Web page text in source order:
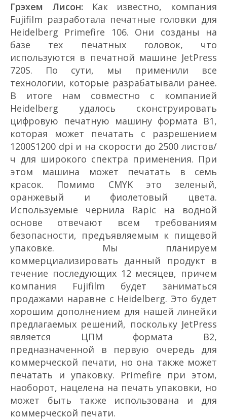
Грэхем Лисон: Как известно, компания
Fujifilm разработала печатные головки для
Heidelberg Primefire 106. Они созданы на
базе тех печатных головок, что
используются в печатной машине JetPress
720S. По сути, мы применили все
технологии, которые разрабатывали ранее.
В итоге нам совместно с компанией
Heidelberg удалось сконструировать
цифровую печатную машину формата B1,
которая может печатать с разрешением
1200Ѕ1200 dpi и на скорости до 2500 листов/
ч для широкого спектра применения. При
этом машина может печатать в семь
красок. Помимо CMYK это зеленый,
оранжевый и фиолетовый цвета.
Используемые чернила Rapic на водной
основе отвечают всем требованиям
безопасности, предъявляемым к пищевой
упаковке. Мы планируем
коммерциализировать данный продукт в
течение последующих 12 месяцев, причем
компания Fujifilm будет заниматься
продажами наравне с Heidelberg. Это будет
хорошим дополнением для нашей линейки
предлагаемых решений, поскольку JetPress
является ЦПМ формата B2,
предназначенной в первую очередь для
коммерческой печати, но она также может
печатать и упаковку. Primefire при этом,
наоборот, нацелена на печать упаковки, но
может быть также использована и для
коммерческой печати.